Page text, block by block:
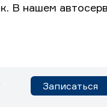
В нашем
Записаться